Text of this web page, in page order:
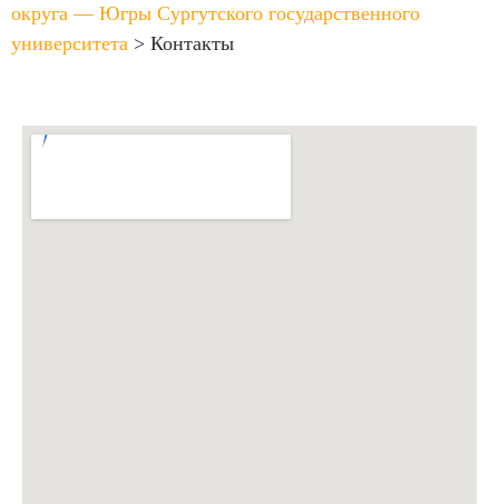
округа — Югры Сургутского государственного
университета > Контакты